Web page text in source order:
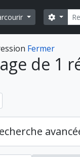
Fermer
de 1